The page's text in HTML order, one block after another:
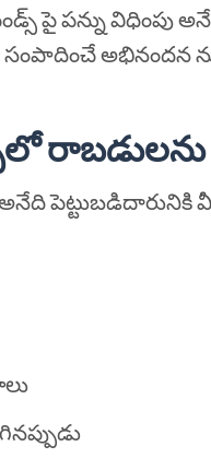
పై పన్ను విధింపు
సంపాదించే అభినందన
అనేది